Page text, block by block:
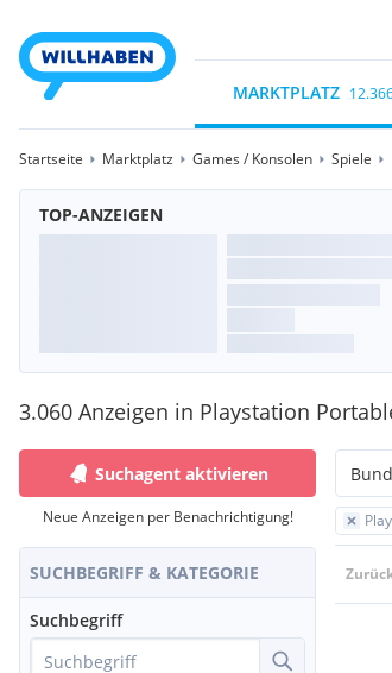
MARKTPLATZ
Startseite Marktplatz Games / Konsolen Spiele
TOP-ANZEIGEN
3.060 Anzeigen in Playstation
Suchagent aktivieren
Neue Anzeigen per Benachrichtigung!
SUCHBEGRIFF & KATEGORIE
Suchbegriff